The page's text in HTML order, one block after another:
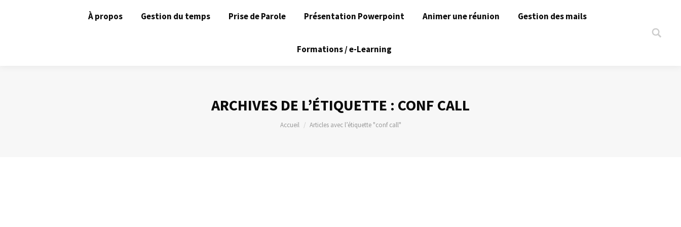
À propos Gestion du temps Prise de Parole Présentation Powerpoint Animer une réunion Gestion des mails
Formations / e-Learning
Search:
ARCHIVES DE L’ÉTIQUETTE : CONF CALL
Vous êtes ici :
Accueil Articles avec l’étiquette "conf call"